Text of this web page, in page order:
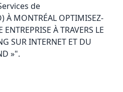
de
À MONTRÉAL OPTIMISEZ-
À TRAVERS LE
SUR INTERNET ET DU
»".